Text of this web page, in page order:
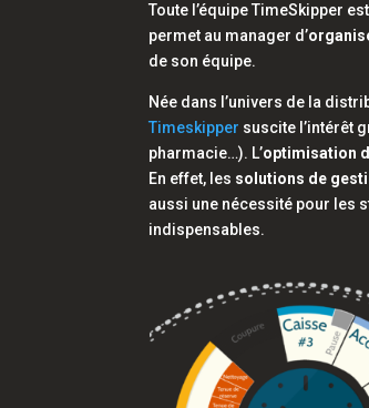
Toute l’équipe TimeSkipper
permet au manager d’
de son équipe.
Née dans l’univers de la
Timeskipper suscite l’intérêt
pharmacie…). L’optimisation
En effet, les solutions de
aussi une nécessité pour les
indispensables.